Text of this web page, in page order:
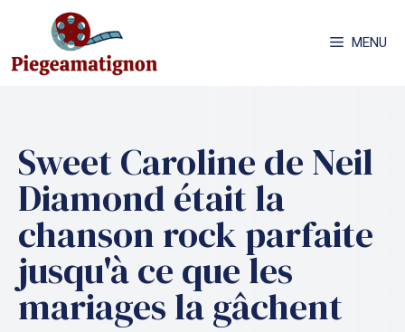
contenu
MENU
Sweet Caroline de Neil
Diamond était la
chanson rock parfaite
jusqu'à ce que les
mariages la gâchent